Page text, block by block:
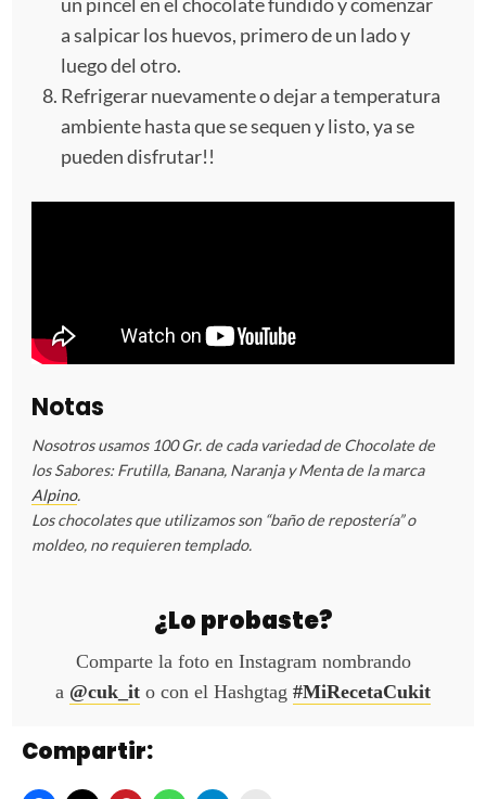
a salpicar los huevos, primero de un lado y
luego del otro.
Refrigerar nuevamente o dejar a temperatura
ambiente hasta que se sequen y listo, ya se
pueden disfrutar!!
Notas
Nosotros usamos 100 Gr. de cada variedad de Chocolate de
los Sabores: Frutilla, Banana, Naranja y Menta de la marca
Alpino.
Los chocolates que utilizamos son “baño de repostería” o
moldeo, no requieren templado.
¿Lo probaste?
Comparte la foto en Instagram nombrando
a @cuk_it o con el Hashgtag #MiRecetaCukit
Compartir: